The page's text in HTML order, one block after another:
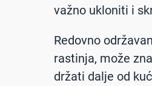
važno ukloniti i
Redovno
rastinja, može
držati dalje od